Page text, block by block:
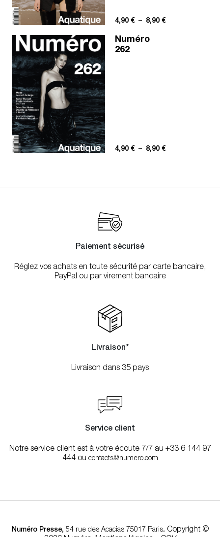
4,90 € – 8,90 €Plage de prix :
Numéro
262
4,90 € – 8,90 €Plage de prix :
Paiement sécurisé
Réglez vos achats en toute sécurité par carte bancaire,
PayPal ou par virement bancaire
Livraison*
Livraison dans 35 pays
Service client
Notre service client est à votre écoute 7/7 au +33 6 144 97
444 ou contacts@numero.com
Numéro Presse, 54 rue des Acacias 75017 Paris. Copyright ©